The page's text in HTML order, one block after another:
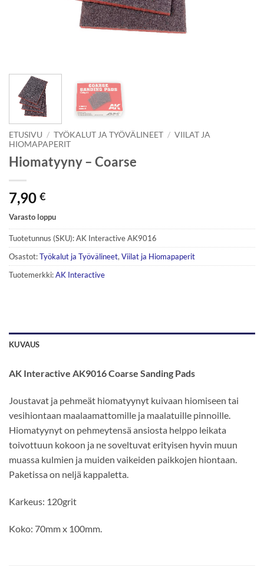
ETUSIVU / TYÖKALUT JA TYÖVÄLINEET / VIILAT JA
HIOMAPAPERIT
Hiomatyyny – Coarse
7,90 €
Varasto loppu
Tuotetunnus (SKU):AK Interactive AK9016
Osastot:Työkalut ja Työvälineet,Viilat ja Hiomapaperit
Tuotemerkki:AK Interactive
KUVAUS
AK Interactive AK9016 Coarse Sanding Pads
Joustavat ja pehmeät hiomatyynyt kuivaan hiomiseen tai
vesihiontaan maalaamattomille ja maalatuille pinnoille.
Hiomatyynyt on pehmeytensä ansiosta helppo leikata
toivottuun kokoon ja ne soveltuvat erityisen hyvin muun
muassa kulmien ja muiden vaikeiden paikkojen hiontaan.
Paketissa on neljä kappaletta.
Karkeus: 120grit
Koko: 70mm x 100mm.